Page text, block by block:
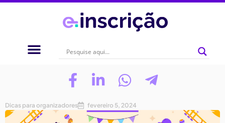
Dicas para organizadores fevereiro 5, 2024